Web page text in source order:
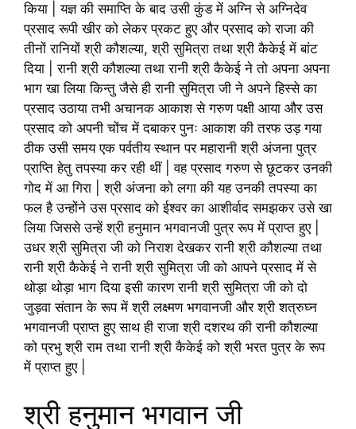
किया | यज्ञ की समाप्ति के बाद उसी कुंड में अग्नि से अग्निदेव
प्रसाद रूपी खीर को लेकर प्रकट हुए और प्रसाद को राजा की
तीनों रानियों श्री कौशल्या, श्री सुमित्रा तथा श्री कैकेई में बांट
दिया | रानी श्री कौशल्या तथा रानी श्री कैकेई ने तो अपना अपना
भाग खा लिया किन्तु जैसे ही रानी सुमित्रा जी ने अपने हिस्से का
प्रसाद उठाया तभी अचानक आकाश से गरुण पक्षी आया और उस
प्रसाद को अपनी चोंच में दबाकर पुनः आकाश की तरफ उड़ गया
ठीक उसी समय एक पर्वतीय स्थान पर महारानी श्री अंजना पुत्र
प्राप्ति हेतु तपस्या कर रही थीं | वह प्रसाद गरुण से छूटकर उनकी
गोद में आ गिरा | श्री अंजना को लगा की यह उनकी तपस्या का
फल है उन्होंने उस प्रसाद को ईश्वर का आशीर्वाद समझकर उसे खा
लिया जिससे उन्हें श्री हनुमान भगवानजी पुत्र रूप में प्राप्त हुए |
उधर श्री सुमित्रा जी को निराश देखकर रानी श्री कौशल्या तथा
रानी श्री कैकेई ने रानी श्री सुमित्रा जी को आपने प्रसाद में से
थोड़ा थोड़ा भाग दिया इसी कारण रानी श्री सुमित्रा जी को दो
जुड़वा संतान के रूप में श्री लक्ष्मण भगवानजी और श्री शत्रुघ्न
भगवानजी प्राप्त हुए साथ ही राजा श्री दशरथ की रानी कौशल्या
को प्रभु श्री राम तथा रानी श्री कैकेई को श्री भरत पुत्र के रूप
में प्राप्त हुए |
श्री हनुमान भगवान जी